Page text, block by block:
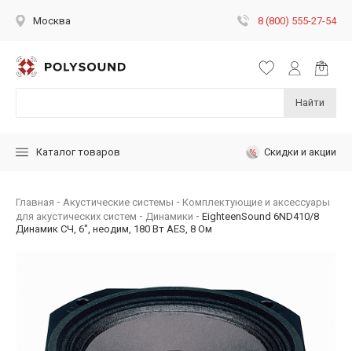
Москва 8 (800) 555-27-54
Найти
Каталог товаров Скидки и акции
Главная Акустические системы
Комплектующие и аксессуары
для акустических систем
Динамики
EighteenSound 6ND410/8
Динамик СЧ, 6", неодим, 180 Вт AES, 8 Ом